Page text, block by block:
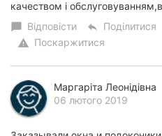
качеством і
chat_bubble Відповісти reply Поділитися
warning Поскаржитися
Маргаріта Леонідівна
06 лютого 2019